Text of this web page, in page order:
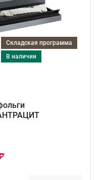
Складская программа
в наличии